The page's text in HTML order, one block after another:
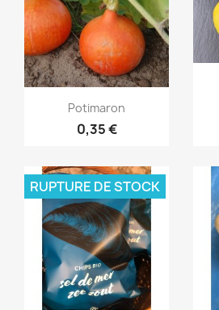
Aperçu rapide
Potimaron
0,35 €
RUPTURE DE STOCK